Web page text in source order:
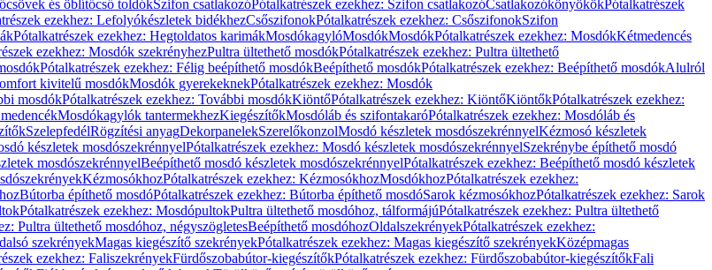
és öblítőcső toldókSzifon csatlakozóPótalkatrészek ezekhez: Szifon csatlakozóCsatlakozókönyökökPótalkatrészek
ezekhez: Lefolyókészletek bidékhezCsőszifonokPótalkatrészek ezekhez: CsőszifonokSzifon
Pótalkatrészek ezekhez: Hegtoldatos karimákMosdókagylóMosdókMosdókPótalkatrészek ezekhez: MosdókKétmedencés
ezekhez: Mosdók szekrényhezPultra ültethető mosdókPótalkatrészek ezekhez: Pultra ültethető
Pótalkatrészek ezekhez: Félig beépíthető mosdókBeépíthető mosdókPótalkatrészek ezekhez: Beépíthető mosdókAlulról
kivitelű mosdókMosdók gyerekeknekPótalkatrészek ezekhez: Mosdók
mosdókPótalkatrészek ezekhez: További mosdókKiöntőPótalkatrészek ezekhez: KiöntőKiöntőkPótalkatrészek ezekhez:
Mosdókagylók tantermekhezKiegészítőkMosdóláb és szifontakaróPótalkatrészek ezekhez: Mosdóláb és
SzelepfedélRögzítési anyagDekorpanelekSzerelőkonzolMosdó készletek mosdószekrénnyelKézmosó készletek
készletek mosdószekrénnyelPótalkatrészek ezekhez: Mosdó készletek mosdószekrénnyelSzekrénybe építhető mosdó
mosdószekrénnyelBeépíthető mosdó készletek mosdószekrénnyelPótalkatrészek ezekhez: Beépíthető mosdó készletek
KézmosókhozPótalkatrészek ezekhez: KézmosókhozMosdókhozPótalkatrészek ezekhez:
Bútorba építhető mosdóPótalkatrészek ezekhez: Bútorba építhető mosdóSarok kézmosókhozPótalkatrészek ezekhez: Sarok
Pótalkatrészek ezekhez: MosdópultokPultra ültethető mosdóhoz, tálformájúPótalkatrészek ezekhez: Pultra ültethető
Pultra ültethető mosdóhoz, négyszögletesBeépíthető mosdóhozOldalszekrényekPótalkatrészek ezekhez:
szekrényekMagas kiegészítő szekrényekPótalkatrészek ezekhez: Magas kiegészítő szekrényekKözépmagas
ezekhez: FaliszekrényekFürdőszobabútor-kiegészítőkPótalkatrészek ezekhez: Fürdőszobabútor-kiegészítőkFali